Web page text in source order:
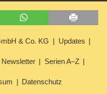
& Co. KG Updates
Newsletter Serien A–Z
Datenschutz